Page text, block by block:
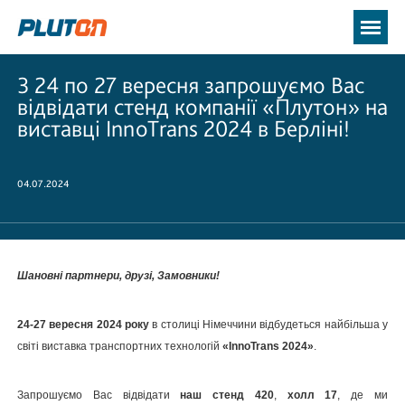
З 24 по 27 вересня запрошуємо Вас
відвідати стенд компанії «Плутон» на
виставці InnoTrans 2024 в Берліні!
04.07.2024
Шановні партнери, друзі, Замовники!
24-27 вересня 2024 року в столиці Німеччини відбудеться найбільша у
світі виставка транспортних технологій «InnoTrans 2024».
Запрошуємо Вас відвідатинаш стенд 420, холл 17, де ми